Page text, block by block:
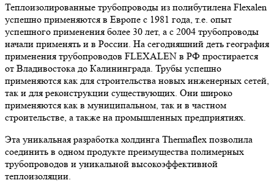
Теплоизолированные трубопроводы из полибутилена Flexalen
успешно применяются в Европе с 1981 года, т.е. опыт
успешного применения более 30 лет, а с 2004 трубопроводы
начали применять и в России. На сегодняшний деть география
применения трубопроводов FLEXALEN в РФ простирается
от Владивостока до Калининграда. Трубы успешно
применяются как для строительства новых инженерных сетей,
так и для реконструкции существующих. Они широко
применяются как в муниципальном, так и в частном
строительстве, а также на промышленных предприятиях.
Эта уникальная разработка холдинга Thermaflex позволила
соединить в одном продукте преимущества полимерных
трубопроводов и уникальной высокоэффективной
теплоизоляции.